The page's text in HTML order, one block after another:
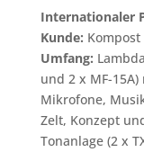
Internationaler
Kunde:
Umfang:
und 2 x MF-15A)
Mikrofone,
Zelt, Konzept
Tonanlage (2 x